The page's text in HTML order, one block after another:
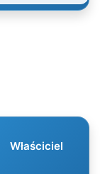
Właściciel